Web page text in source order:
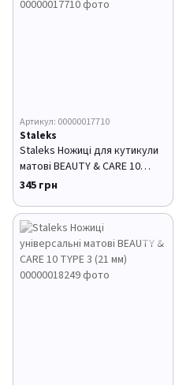
Артикул: 00000017710
Staleks
Staleks Ножиці для кутикули
матові BEAUTY & CARE 10
TYPE 1 (20 мм)
345 грн